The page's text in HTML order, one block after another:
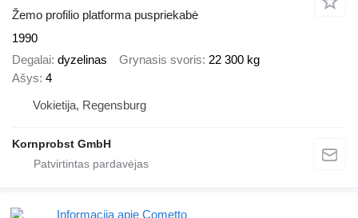
Žemo profilio platforma puspriekabė
1990
Degalai dyzelinas Grynasis svoris 22 300 kg
Ašys 4
Vokietija, Regensburg
Kornprobst GmbH
Informacija apie Cometto